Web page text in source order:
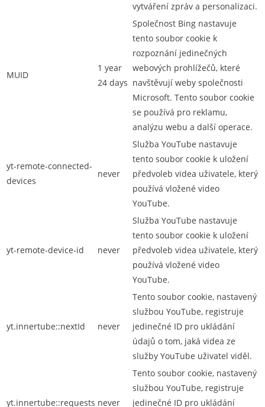
vytváření zpráv a personalizaci.
MUID
1 year
24 days
Společnost Bing nastavuje
tento soubor cookie k
rozpoznání jedinečných
webových prohlížečů, které
navštěvují weby společnosti
Microsoft. Tento soubor cookie
se používá pro reklamu,
analýzu webu a další operace.
yt-remote-connected-
devices
never
Služba YouTube nastavuje
tento soubor cookie k uložení
předvoleb videa uživatele, který
používá vložené video
YouTube.
yt-remote-device-id never
Služba YouTube nastavuje
tento soubor cookie k uložení
předvoleb videa uživatele, který
používá vložené video
YouTube.
yt.innertube::nextId never
Tento soubor cookie, nastavený
službou YouTube, registruje
jedinečné ID pro ukládání
údajů o tom, jaká videa ze
služby YouTube uživatel viděl.
yt.innertube::requests never
Tento soubor cookie, nastavený
službou YouTube, registruje
jedinečné ID pro ukládání